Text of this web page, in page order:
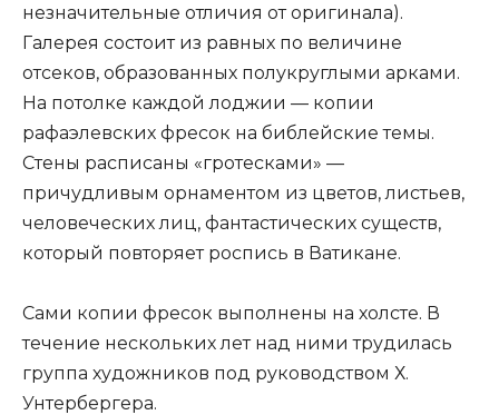
незначительные отличия от оригинала).
Галерея состоит из равных по величине
отсеков, образованных полукруглыми арками.
На потолке каждой лоджии — копии
рафаэлевских фресок на библейские темы.
Стены расписаны «гротесками» —
причудливым орнаментом из цветов, листьев,
человеческих лиц, фантастических существ,
который повторяет роспись в Ватикане.
Сами копии фресок выполнены на холсте. В
течение нескольких лет над ними трудилась
группа художников под руководством Х.
Унтербергера.